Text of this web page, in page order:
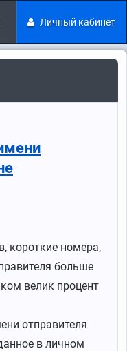
Личный кабинет
короткие номера,
больше
велик процент
отправителя
в личном